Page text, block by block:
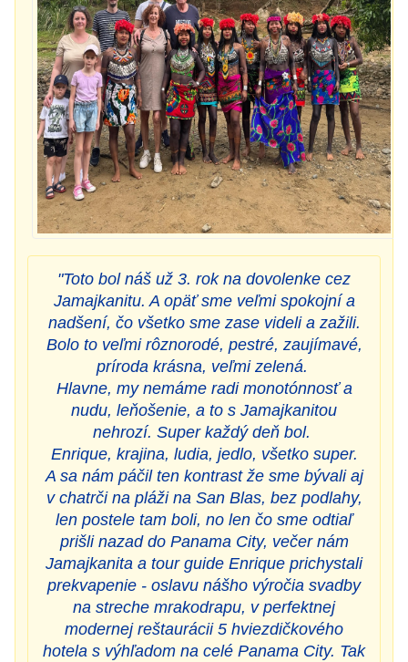
"Toto bol náš už 3. rok na dovolenke cez
Jamajkanitu. A opäť sme veľmi spokojní a
nadšení, čo všetko sme zase videli a zažili.
Bolo to veľmi rôznorodé, pestré, zaujímavé,
príroda krásna, veľmi zelená.
Hlavne, my nemáme radi monotónnosť a
nudu, leňošenie, a to s Jamajkanitou
nehrozí. Super každý deň bol.
Enrique, krajina, ludia, jedlo, všetko super.
A sa nám páčil ten kontrast že sme bývali aj
v chatrči na pláži na San Blas, bez podlahy,
len postele tam boli, no len čo sme odtiaľ
prišli nazad do Panama City, večer nám
Jamajkanita a tour guide Enrique prichystali
prekvapenie - oslavu nášho výročia svadby
na streche mrakodrapu, v perfektnej
modernej reštaurácii 5 hviezdičkového
hotela s výhľadom na celé Panama City. Tak